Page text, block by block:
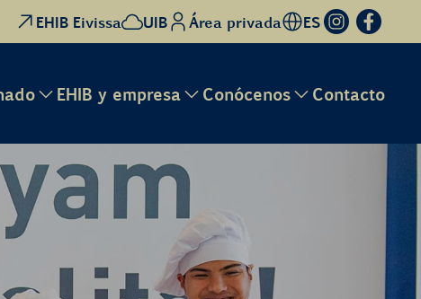
EHIB Eivissa UIB Área privada ES
EHIB y empresa Conócenos Contacto